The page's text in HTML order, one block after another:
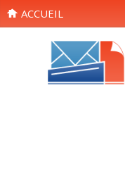
ACCUEIL